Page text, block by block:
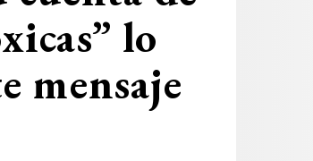
lo
mensaje